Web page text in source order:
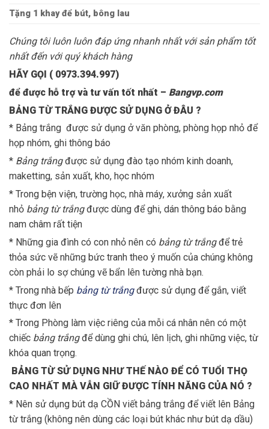
Tặng 1 khay để bút, bông lau
Chúng tôi luôn luôn đáp ứng nhanh nhất với sản phẩm tốt
nhất đến với quý khách hàng
HÃY GỌI ( 0973.394.997)
để được hỗ trợ và tư vấn tốt nhất – Bangvp.com
BẢNG TỪ TRẮNG ĐƯỢC SỬ DỤNG Ở ĐÂU ?
* Bảng trắng được sử dụng ở văn phòng, phòng họp nhỏ để
họp nhóm, ghi thông báo
* Bảng trắngđược sử dụng đào tạo nhóm kinh doanh,
maketting, sản xuất, kho, học nhóm
* Trong bện viện, trường học, nhà máy, xưởng sản xuất
nhỏ bảng từ trắngđược dùng để ghi, dán thông báo bằng
nam châm rất tiện
* Những gia đình có con nhỏ nên có bảng từ trắngđể trẻ
thỏa sức vẽ những bức tranh theo ý muốn của chúng không
còn phải lo sợ chúng vẽ bẩn lên tường nhà bạn.
* Trong nhà bếp bảng từ trắngđược sử dụng để gắn, viết
thực đơn lên
* Trong Phòng làm việc riêng của mỗi cá nhân nên có một
chiếc bảng trắngđể dùng ghi chú, lên lịch, ghi những việc, từ
khóa quan trọng.
BẢNG TỪ SỬ DỤNG NHƯ THẾ NÀO ĐỂ CÓ TUỔI THỌ
CAO NHẤT MÀ VẪN GIỮ ĐƯỢC TÍNH NĂNG CỦA NÓ ?
* Nên sử dụng bút dạ CỒN viết bảng trắng để viết lên Bảng
từ trắng (không nên dùng các loại bút khác như bút dạ dầu)